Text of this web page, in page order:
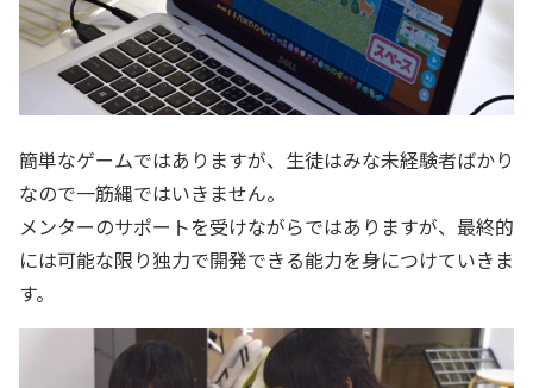
簡単なゲームではありますが、生徒はみな未経験者ばかり
なので一筋縄ではいきません。
メンターのサポートを受けながらではありますが、最終的
には可能な限り独力で開発できる能力を身につけていきま
す。